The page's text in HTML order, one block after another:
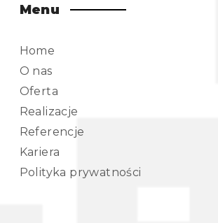
Menu
Home
O nas
Oferta
Realizacje
Referencje
Kariera
Polityka prywatności